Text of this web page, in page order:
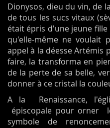
Dionysos, dieu du vin, de
de tous les sucs vitaux
était épris d'une jeune
qu'elle-même ne voulait
appel à la déesse Artémis
faire, la transforma en
de la perte de sa belle,
donner à ce cristal la
A la Renaissance,
épiscopale pour orner
symbole de